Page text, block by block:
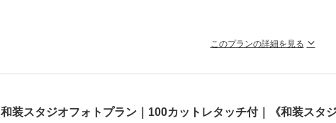
このプランの詳細を見る
撮影スポットが豊富なスタジオ！ 追加料金なく、プロジェクターフォト
和装スタジオフォトプラン｜100カットレタッチ付｜《和装スタ